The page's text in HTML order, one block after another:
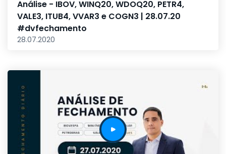
Análise - IBOV, WINQ20, WDOQ20, PETR4,
VALE3, ITUB4, VVAR3 e COGN3 | 28.07.20
#dvfechamento
28.07.2020